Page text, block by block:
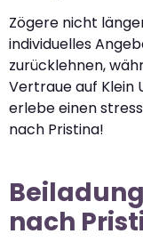
Zögere nicht
individuelles
zurücklehnen,
Vertraue auf Klein
erlebe einen
nach Pristina!
nach